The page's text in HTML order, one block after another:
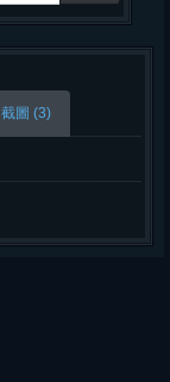
截圖 (3)